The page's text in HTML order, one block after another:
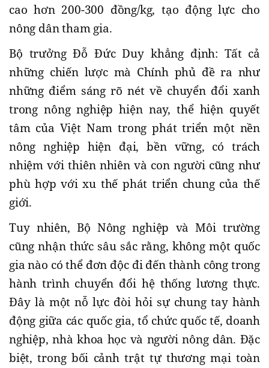
cao hơn 200-300 đồng/kg, tạo động lực cho
nông dân tham gia.
Bộ trưởng Đỗ Đức Duy khẳng định: Tất cả
những chiến lược mà Chính phủ đề ra như
những điểm sáng rõ nét về chuyển đổi xanh
trong nông nghiệp hiện nay, thể hiện quyết
tâm của Việt Nam trong phát triển một nền
nông nghiệp hiện đại, bền vững, có trách
nhiệm với thiên nhiên và con người cũng như
phù hợp với xu thế phát triển chung của thế
giới.
Tuy nhiên, Bộ Nông nghiệp và Môi trường
cũng nhận thức sâu sắc rằng, không một quốc
gia nào có thể đơn độc đi đến thành công trong
hành trình chuyển đổi hệ thống lương thực.
Đây là một nỗ lực đòi hỏi sự chung tay hành
động giữa các quốc gia, tổ chức quốc tế, doanh
nghiệp, nhà khoa học và người nông dân. Đặc
biệt, trong bối cảnh trật tự thương mại toàn